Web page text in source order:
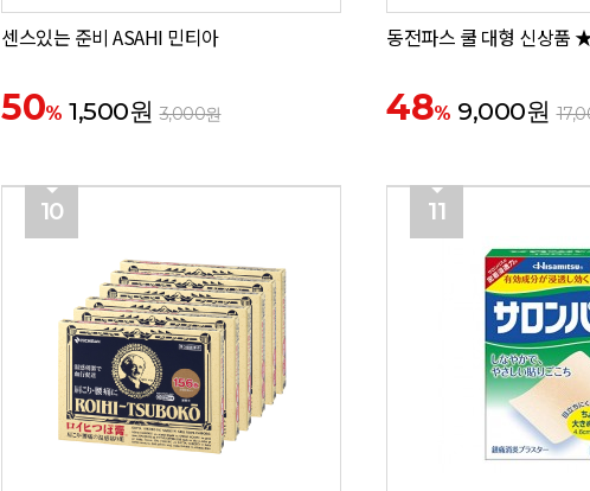
센스있는 준비 ASAHI 민티아
50% 1,500원3,000원
동전파스 쿨 대형 신상
48% 9,000원
10 11